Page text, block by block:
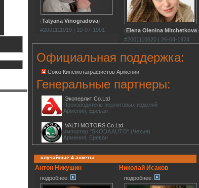
(Tatyana Vinogradova)
#2001111019 | 10-07-1991
(Elena Olenina Mitchetkova)
#2001110620 | 26-04-1974
Официальная поддержка:
Союз Кинемотаграфистов Армении
Генеральные партнеры:
Экоперлит Co.Ltd
Производитель перлитовых изделий
Армения, Ереван
VALTI MOTORS Co.Ltd
импортер "SKODA AUTO" (Чехия)
Армения, Ереван
случайные 4 анкеты
Антон Никушин
подробнее:
Николай Исаков
подробнее: